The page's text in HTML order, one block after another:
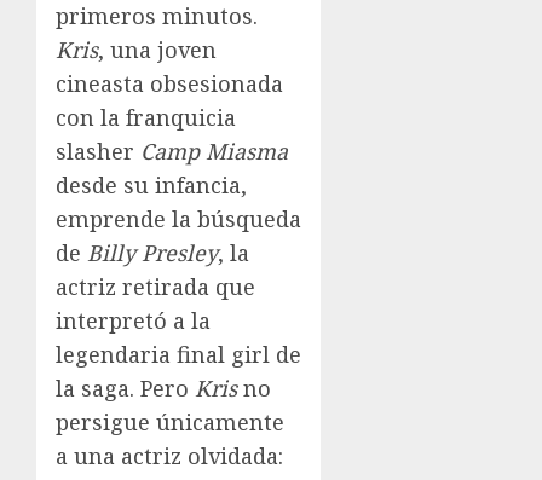
primeros minutos.
Kris, una joven
cineasta obsesionada
con la franquicia
slasher Camp Miasma
desde su infancia,
emprende la búsqueda
de Billy Presley, la
actriz retirada que
interpretó a la
legendaria final girl de
la saga. Pero Krisno
persigue únicamente
a una actriz olvidada: